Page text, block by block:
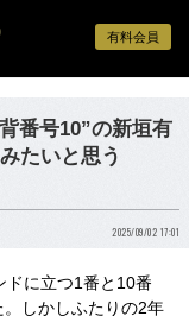
有料会員
番号10”の新垣有
たいと思う
2025/09/02 17:01
ドに立つ1番と10番
しかしふたりの2年